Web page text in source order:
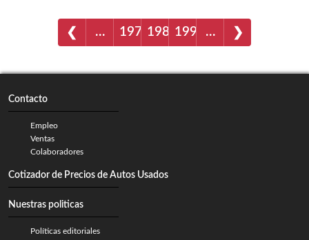
❮ … 197 198 199 … ❯
Contacto
Empleo
Ventas
Colaboradores
Cotizador de Precios de Autos Usados
Nuestras politicas
Políticas editoriales